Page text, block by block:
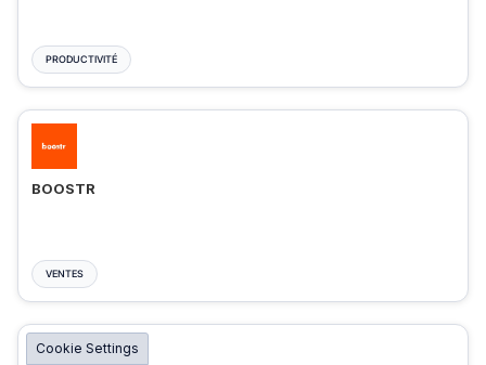
PRODUCTIVITÉ
BOOSTR
VENTES
Cookie Settings